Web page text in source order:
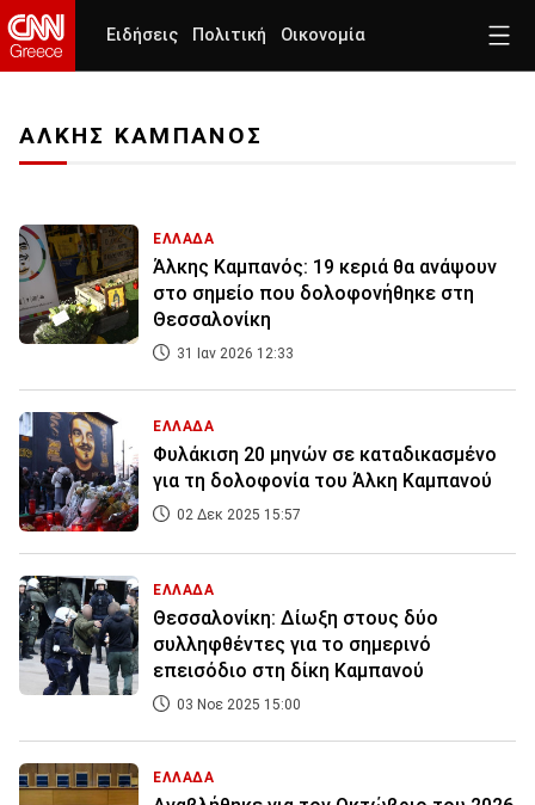
Ειδήσεις Πολιτική Οικονομία
ΑΛΚΗΣ ΚΑΜΠΑΝΟΣ
ΕΛΛΑΔΑ
Άλκης Καμπανός: 19 κεριά θα ανάψουν
στο σημείο που δολοφονήθηκε στη
Θεσσαλονίκη
31 Ιαν 2026 12:33
ΕΛΛΑΔΑ
Φυλάκιση 20 μηνών σε καταδικασμένο
για τη δολοφονία του Άλκη Καμπανού
02 Δεκ 2025 15:57
ΕΛΛΑΔΑ
Θεσσαλονίκη: Δίωξη στους δύο
συλληφθέντες για το σημερινό
επεισόδιο στη δίκη Καμπανού
03 Νοε 2025 15:00
ΕΛΛΑΔΑ